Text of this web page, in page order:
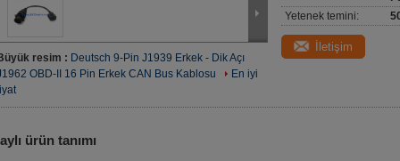
resim : Deutsch 9-Pin J1939 Erkek - Dik Açı
OBD-II 16 Pin Erkek CAN Bus Kablosu
En iyi
Yetenek temini:
İletişim
ürün tanımı